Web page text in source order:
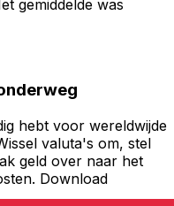
gemiddelde was
hebt voor wereldwijde
valuta's om, stel
geld over naar het
Download